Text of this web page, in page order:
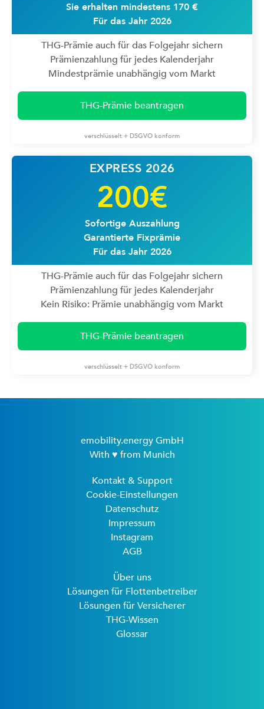
Sie erhalten mindestens 170 €
Für das Jahr 2026
THG-Prämie auch für das Folgejahr sichern
Prämienzahlung für jedes Kalenderjahr
Mindestprämie unabhängig vom Markt
THG-Prämie beantragen
verschlüsselt + DSGVO konform
EXPRESS 2026
200€
Sofortige Auszahlung
Garantierte Fixprämie
Für das Jahr 2026
THG-Prämie auch für das Folgejahr sichern
Prämienzahlung für jedes Kalenderjahr
Kein Risiko: Prämie unabhängig vom Markt
THG-Prämie beantragen
verschlüsselt + DSGVO konform
emobility.energy GmbH
With ♥ from Munich
Kontakt & Support
Cookie-Einstellungen
Datenschutz
Impressum
Instagram
AGB
Über uns
Lösungen für Flottenbetreiber
Lösungen für Versicherer
THG-Wissen
Glossar